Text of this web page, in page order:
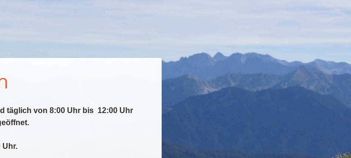
täglich von 8:00 Uhr bis 12:00 Uhr
Uhr.